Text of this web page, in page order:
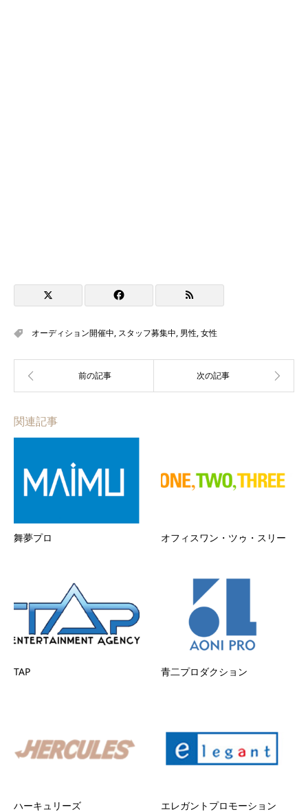
オーディション開催中, スタッフ募集中,男性,女性
関連記事
舞夢プロ オフィスワン・ツゥ・スリー
TAP 青二プロダクション
ハーキュリーズ エレガントプロモーション